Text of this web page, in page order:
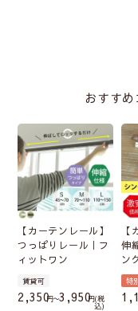
おすす
【カーテンレール】
つっぱりレール｜フ
ィットワン
賃貸可
2,350 〜3,950 税
込
【
伸
ン
特